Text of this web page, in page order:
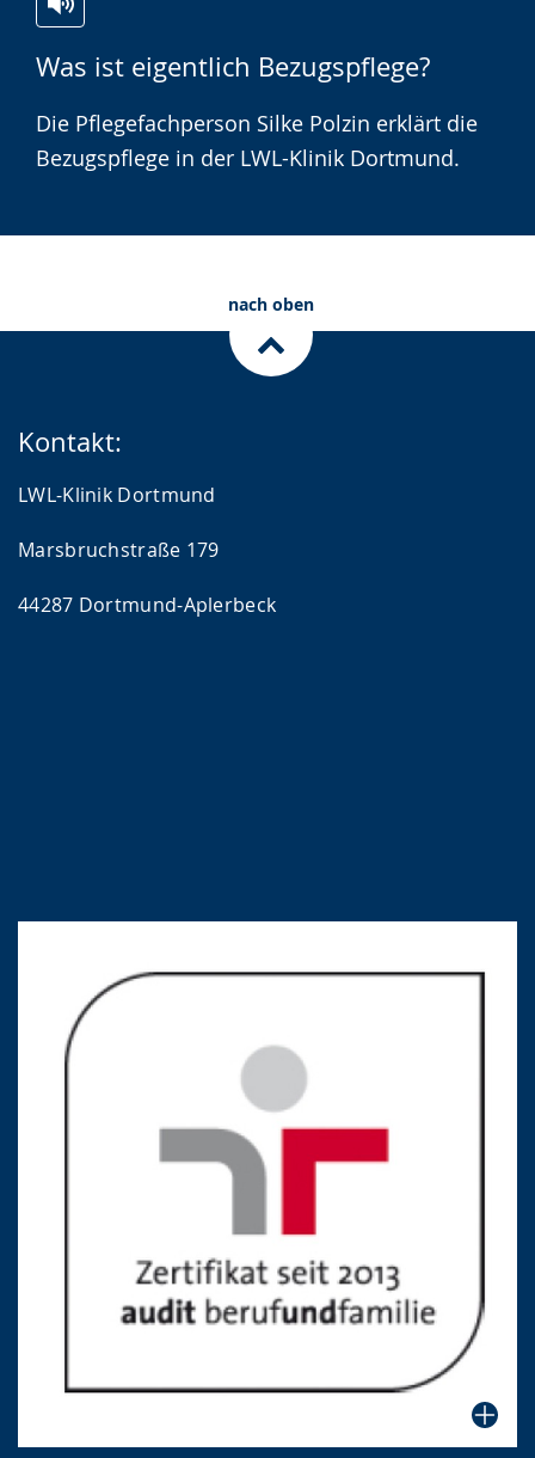
Was ist eigentlich Bezugspflege?
Leichten
Sprache
wechseln.
Audio-
Unterstützung.
Video
in
Deutscher
Die Pflegefachperson Silke Polzin erklärt die
Bezugspflege in der LWL-Klinik Dortmund.
nach oben
Kontakt:
LWL-Klinik Dortmund
Marsbruchstraße 179
44287 Dortmund-Aplerbeck